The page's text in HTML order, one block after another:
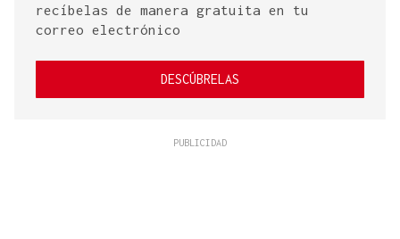
recíbelas de manera gratuita en tu
correo electrónico
DESCÚBRELAS